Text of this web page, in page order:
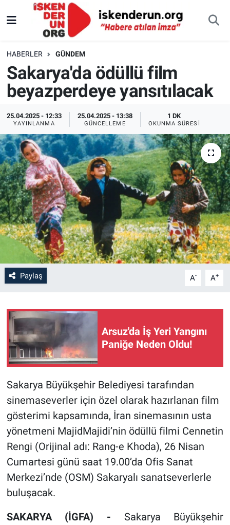
HABERLER GÜNDEM
Sakarya'da ödüllü film
beyazperdeye yansıtılacak
25.04.2025 - 12:33
YAYINLANMA
25.04.2025 - 13:38
GÜNCELLEME
1 DK
OKUNMA SÜRESI
Paylaş A- A+
Arsuz'da İş Yeri Yangını
Paniğe Neden Oldu!
Sakarya Büyükşehir Belediyesi tarafından
sinemaseverler için özel olarak hazırlanan film
gösterimi kapsamında, İran sinemasının usta
yönetmeni MajidMajidi’nin ödüllü filmi Cennetin
Rengi (Orijinal adı: Rang-e Khoda), 26 Nisan
Cumartesi günü saat 19.00’da Ofis Sanat
Merkezi’nde (OSM) Sakaryalı sanatseverlerle
buluşacak.
SAKARYA (İGFA) - Sakarya Büyükşehir